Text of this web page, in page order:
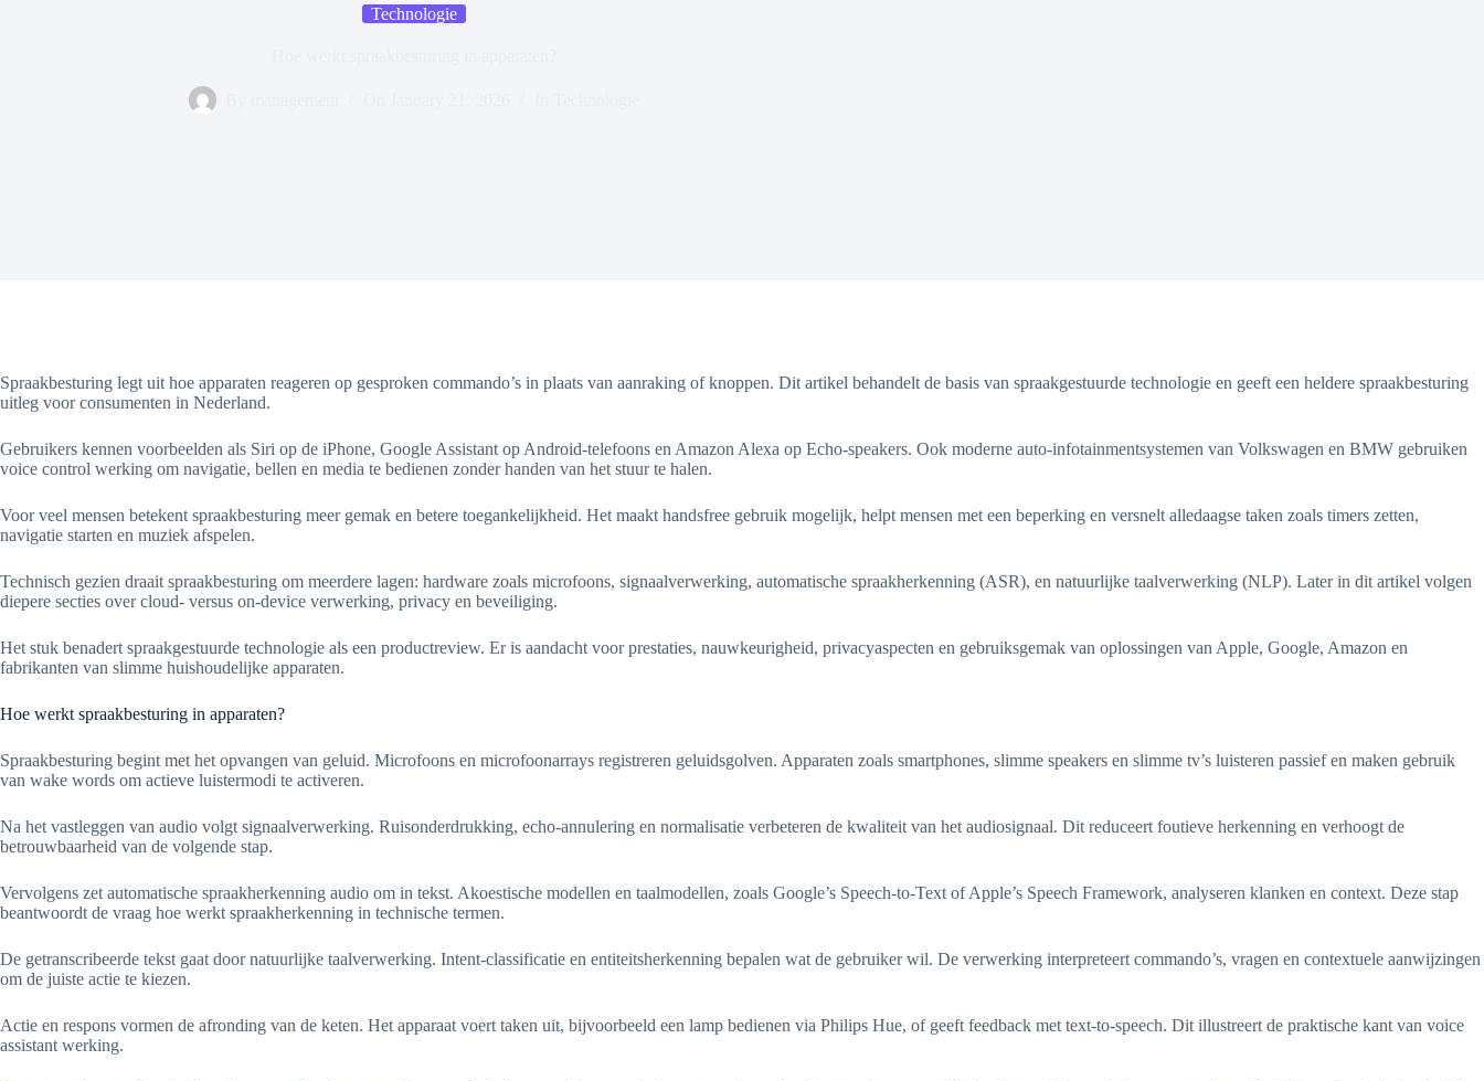
Technologie
Spraakbesturing legt uit hoe apparaten reageren op gesproken commando’s in plaats van aanraking of knoppen. Dit artikel behandelt de basis van spraakgestuurde technologie en geeft een heldere spraakbesturing
uitleg voor consumenten in Nederland.
Gebruikers kennen voorbeelden als Siri op de iPhone, Google Assistant op Android-telefoons en Amazon Alexa op Echo-speakers. Ook moderne auto-infotainmentsystemen van Volkswagen en BMW gebruiken
voice control werking om navigatie, bellen en media te bedienen zonder handen van het stuur te halen.
Voor veel mensen betekent spraakbesturing meer gemak en betere toegankelijkheid. Het maakt handsfree gebruik mogelijk, helpt mensen met een beperking en versnelt alledaagse taken zoals timers zetten,
navigatie starten en muziek afspelen.
Technisch gezien draait spraakbesturing om meerdere lagen: hardware zoals microfoons, signaalverwerking, automatische spraakherkenning (ASR), en natuurlijke taalverwerking (NLP). Later in dit artikel volgen
diepere secties over cloud- versus on-device verwerking, privacy en beveiliging.
Het stuk benadert spraakgestuurde technologie als een productreview. Er is aandacht voor prestaties, nauwkeurigheid, privacyaspecten en gebruiksgemak van oplossingen van Apple, Google, Amazon en
fabrikanten van slimme huishoudelijke apparaten.
Hoe werkt spraakbesturing in apparaten?
Spraakbesturing begint met het opvangen van geluid. Microfoons en microfoonarrays registreren geluidsgolven. Apparaten zoals smartphones, slimme speakers en slimme tv’s luisteren passief en maken gebruik
van wake words om actieve luistermodi te activeren.
Na het vastleggen van audio volgt signaalverwerking. Ruisonderdrukking, echo-annulering en normalisatie verbeteren de kwaliteit van het audiosignaal. Dit reduceert foutieve herkenning en verhoogt de
betrouwbaarheid van de volgende stap.
Vervolgens zet automatische spraakherkenning audio om in tekst. Akoestische modellen en taalmodellen, zoals Google’s Speech-to-Text of Apple’s Speech Framework, analyseren klanken en context. Deze stap
beantwoordt de vraag hoe werkt spraakherkenning in technische termen.
De getranscribeerde tekst gaat door natuurlijke taalverwerking. Intent-classificatie en entiteitsherkenning bepalen wat de gebruiker wil. De verwerking interpreteert commando’s, vragen en contextuele aanwijzingen
om de juiste actie te kiezen.
Actie en respons vormen de afronding van de keten. Het apparaat voert taken uit, bijvoorbeeld een lamp bedienen via Philips Hue, of geeft feedback met text-to-speech. Dit illustreert de praktische kant van voice
assistant werking.